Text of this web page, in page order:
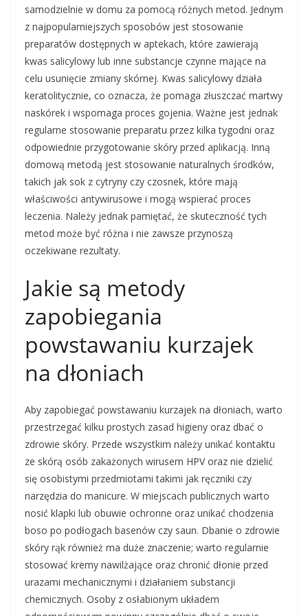
samodzielnie w domu za pomocą różnych metod. Jednym
z najpopularniejszych sposobów jest stosowanie
preparatów dostępnych w aptekach, które zawierają
kwas salicylowy lub inne substancje czynne mające na
celu usunięcie zmiany skórnej. Kwas salicylowy działa
keratolitycznie, co oznacza, że pomaga złuszczać martwy
naskórek i wspomaga proces gojenia. Ważne jest jednak
regularne stosowanie preparatu przez kilka tygodni oraz
odpowiednie przygotowanie skóry przed aplikacją. Inną
domową metodą jest stosowanie naturalnych środków,
takich jak sok z cytryny czy czosnek, które mają
właściwości antywirusowe i mogą wspierać proces
leczenia. Należy jednak pamiętać, że skuteczność tych
metod może być różna i nie zawsze przynoszą
oczekiwane rezultaty.
Jakie są metody
zapobiegania
powstawaniu kurzajek
na dłoniach
Aby zapobiegać powstawaniu kurzajek na dłoniach, warto
przestrzegać kilku prostych zasad higieny oraz dbać o
zdrowie skóry. Przede wszystkim należy unikać kontaktu
ze skórą osób zakażonych wirusem HPV oraz nie dzielić
się osobistymi przedmiotami takimi jak ręczniki czy
narzędzia do manicure. W miejscach publicznych warto
nosić klapki lub obuwie ochronne oraz unikać chodzenia
boso po podłogach basenów czy saun. Dbanie o zdrowie
skóry rąk również ma duże znaczenie; warto regularnie
stosować kremy nawilżające oraz chronić dłonie przed
urazami mechanicznymi i działaniem substancji
chemicznych. Osoby z osłabionym układem